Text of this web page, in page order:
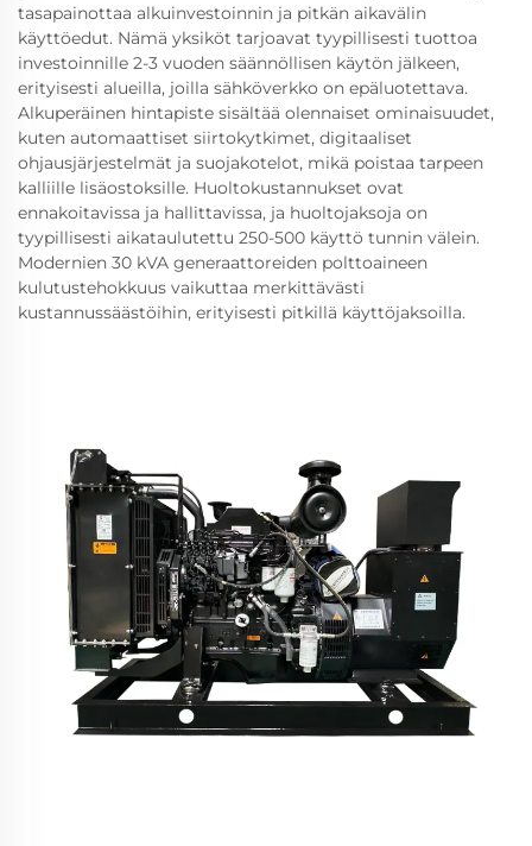
tasapainottaa alkuinvestoinnin ja pitkän aikavälin
käyttöedut. Nämä yksiköt tarjoavat tyypillisesti tuottoa
investoinnille 2-3 vuoden säännöllisen käytön jälkeen,
erityisesti alueilla, joilla sähköverkko on epäluotettava.
Alkuperäinen hintapiste sisältää olennaiset ominaisuudet,
kuten automaattiset siirtokytkimet, digitaaliset
ohjausjärjestelmät ja suojakotelot, mikä poistaa tarpeen
kalliille lisäostoksille. Huoltokustannukset ovat
ennakoitavissa ja hallittavissa, ja huoltojaksoja on
tyypillisesti aikataulutettu 250-500 käyttö tunnin välein.
Modernien 30 kVA generaattoreiden polttoaineen
kulutustehokkuus vaikuttaa merkittävästi
kustannussäästöihin, erityisesti pitkillä käyttöjaksoilla.